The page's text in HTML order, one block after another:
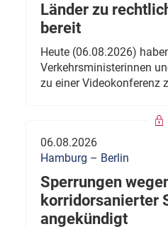
Länder zu
bereit
Heute (06.08.2026)
Verkehrsministerinnen
zu einer Videokonferenz
06.08.2026
Hamburg – Berlin
Sperrungen
korridorsanierter
angekündigt